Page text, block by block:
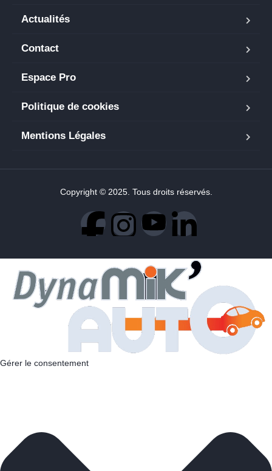
Actualités
Contact
Espace Pro
Politique de cookies
Mentions Légales
Copyright © 2025. Tous droits réservés.
Gérer le consentement